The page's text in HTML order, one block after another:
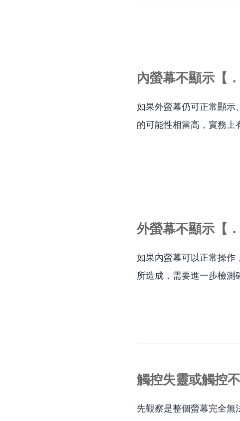
內螢幕不顯示【．
如果外螢幕仍可正常顯示
的可能性相當高，實務上
外螢幕不顯示【．
如果內螢幕可以正常操作
所造成，需要進一步檢測
觸控失靈或觸控
先觀察是整個螢幕完全無